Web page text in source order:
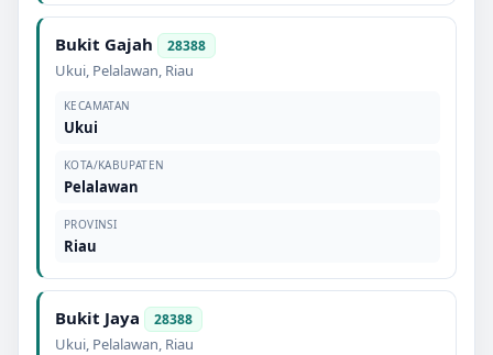
Bukit Gajah 28388
Ukui, Pelalawan, Riau
KECAMATAN
Ukui
KOTA/KABUPATEN
Pelalawan
PROVINSI
Riau
Bukit Jaya 28388
Ukui, Pelalawan, Riau